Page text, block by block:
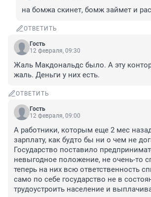
на бомжа скинет, бомж займет и
ОТВЕТИТЬ
Гость
12 февраля, 09:30
Жаль Макдональдс было. А эту
жаль. Деньги у них есть.
ОТВЕТИТЬ
Гость
12 февраля, 09:00
А работники, которым еще 2 мес
зарплату, как будто бы ни о чем не
Государство поставило
невыгодное положение, не очень-то
теперь на них всю ответственность
само по себе государство не в
трудоустроить население и